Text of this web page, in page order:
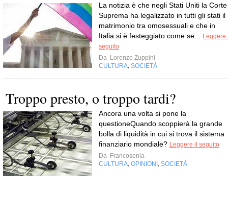
La notizia è che negli Stati Uniti la Corte
Suprema ha legalizzato in tutti gli stati il
matrimonio tra omosessuali e che in
Italia si è festeggiato come se...
Leggere
seguito
Da Lorenzo Zuppini
CULTURA SOCIETÀ
Troppo presto, o troppo tardi?
Ancora una volta si pone la
questioneQuando scoppierà la grande
bolla di liquidità in cui si trova il sistema
finanziario mondiale? Leggere il seguito
Da Francosenia
CULTURA OPINIONI SOCIETÀ